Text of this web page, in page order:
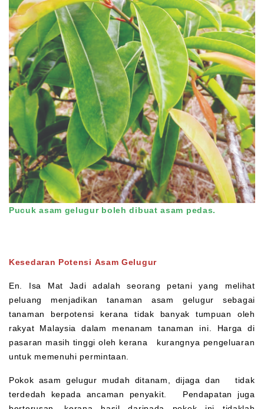
Pucuk asam gelugur boleh dibuat asam pedas.
Kesedaran Potensi Asam Gelugur
En. Isa Mat Jadi adalah seorang petani yang melihat
peluang menjadikan tanaman asam gelugur sebagai
tanaman berpotensi kerana tidak banyak tumpuan oleh
rakyat Malaysia dalam menanam tanaman ini. Harga di
pasaran masih tinggi oleh kerana kurangnya pengeluaran
untuk memenuhi permintaan.
Pokok asam gelugur mudah ditanam, dijaga dan tidak
terdedah kepada ancaman penyakit. Pendapatan juga